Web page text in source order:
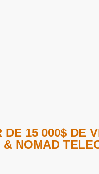
DE 15 000$ DE
& NOMAD